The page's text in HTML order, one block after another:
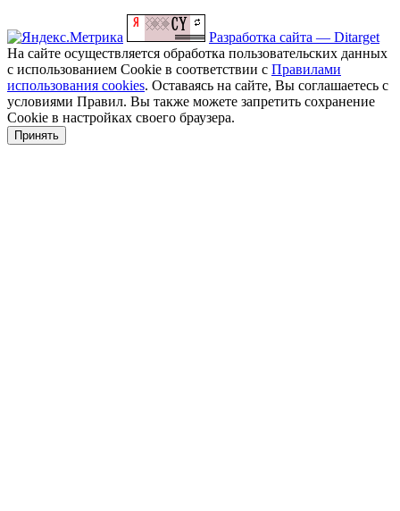
Разработка сайта — Ditarget
На сайте осуществляется обработка пользовательских данных
с использованием Cookie в соответствии с Правилами
использования cookies. Оставаясь на сайте, Вы соглашаетесь с
условиями Правил. Вы также можете запретить сохранение
Cookie в настройках своего браузера.
Принять